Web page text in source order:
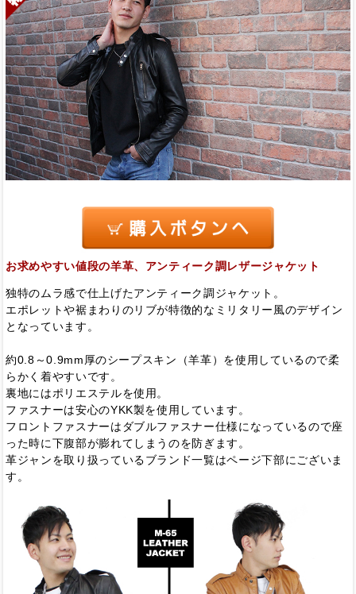
お求めやすい値段の羊革、アンティーク調レザージャケット
独特のムラ感で仕上げたアンティーク調ジャケット。
エポレットや裾まわりのリブが特徴的なミリタリー風のデザイン
となっています。
約0.8～0.9mm厚のシープスキン（羊革）を使用しているので柔
らかく着やすいです。
裏地にはポリエステルを使用。
ファスナーは安心のYKK製を使用しています。
フロントファスナーはダブルファスナー仕様になっているので座
った時に下腹部が膨れてしまうのを防ぎます。
革ジャンを取り扱っているブランド一覧はページ下部にございま
す。